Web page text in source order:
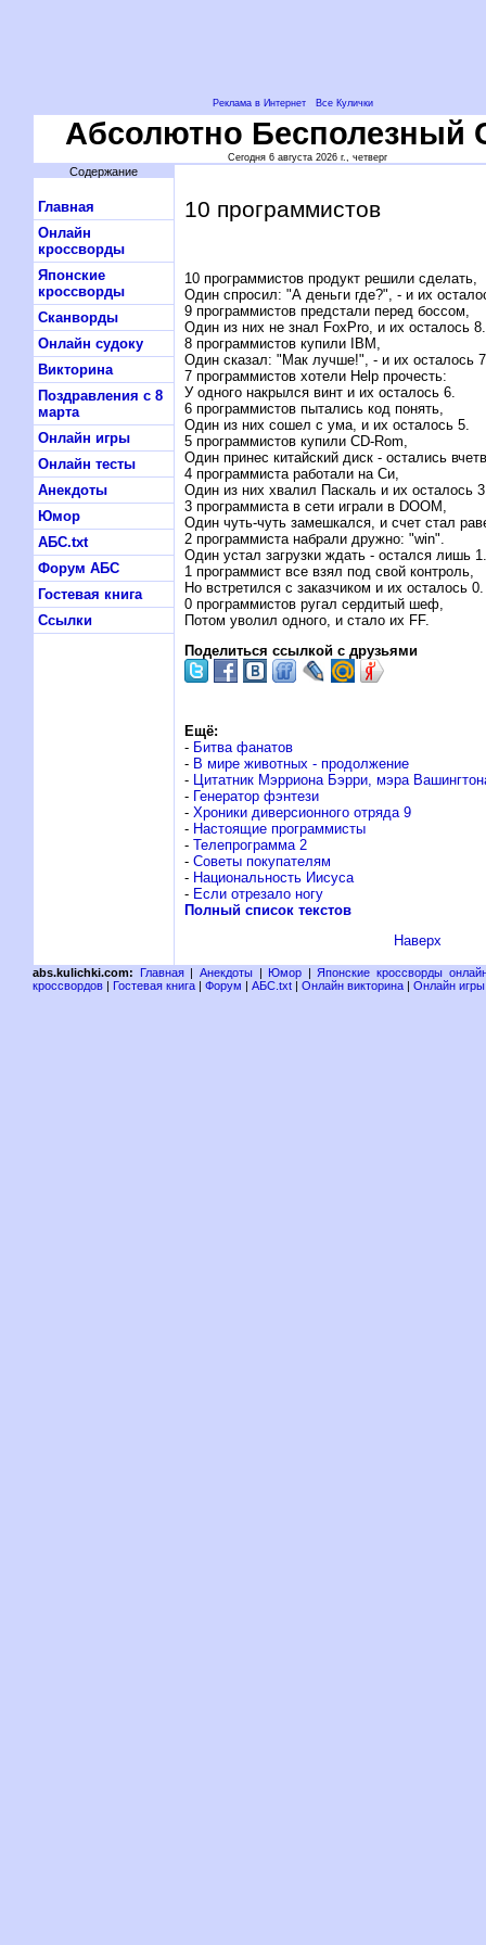
Реклама в Интернет Все Кулички
Абсолютно Бесполезный
Сегодня 6 августа 2026 г., четверг
Содержание
Главная
Онлайн
кроссворды
Японские
кроссворды
Сканворды
Онлайн судоку
Викторина
Поздравления с 8
марта
Онлайн игры
Онлайн тесты
Анекдоты
Юмор
АБС.txt
Форум АБС
Гостевая книга
Ссылки
10 программистов
10 программистов продукт решили сделать,
Один спросил: "А деньги где?", - и их
9 программистов предстали перед боссом,
Один из них не знал FoxPro, и их осталось 8.
8 программистов купили IBM,
Один сказал: "Мак лучше!", - и их осталось
7 программистов хотели Help прочесть:
У одного накрылся винт и их осталось 6.
6 программистов пытались код понять,
Один из них сошел с ума, и их осталось 5.
5 программистов купили CD-Rom,
Один принес китайский диск - остались
4 программиста работали на Си,
Один из них хвалил Паскаль и их осталось
3 программиста в сети играли в DOOM,
Один чуть-чуть замешкался, и счет стал
2 программиста набрали дружно: "win".
Один устал загрузки ждать - остался лишь 1.
1 программист все взял под свой контроль,
Hо встретился с заказчиком и их осталось 0.
0 программистов ругал сердитый шеф,
Потом уволил одного, и стало их FF.
Поделиться ссылкой с друзьями
Ещё:
- Битва фанатов
- В мире животных - продолжение
- Цитатник Мэрриона Бэрри, мэра
- Генератор фэнтези
- Хроники диверсионного отряда 9
- Настоящие программисты
- Телепрограмма 2
- Советы покупателям
- Национальность Иисуса
- Если отрезало ногу
Полный список текстов
Наверх
abs.kulichki.com: Главная| Анекдоты| Юмор | Японские кроссворды
кроссвордов | Гостевая книга | Форум | АБС.txt | Онлайн викторина | Онлайн игры